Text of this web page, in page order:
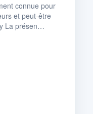
connue pour
et peut-être
La présen…